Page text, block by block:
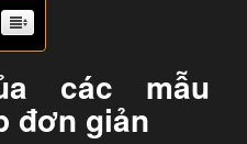
các mẫu
đơn giản